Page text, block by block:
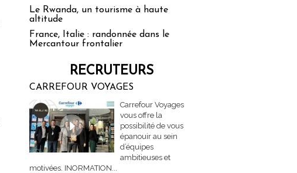
Le Rwanda, un tourisme à haute
altitude
France, Italie : randonnée dans le
Mercantour frontalier
RECRUTEURS
CARREFOUR VOYAGES
Carrefour Voyages
vous offre la
possibilité de vous
épanouir au sein
d’équipes
ambitieuses et
motivées. INORMATION...